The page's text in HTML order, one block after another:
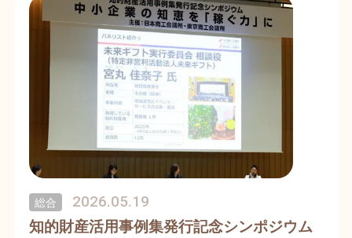
総合 2026.05.19
知的財産活用事例集発行記念シンポジウム